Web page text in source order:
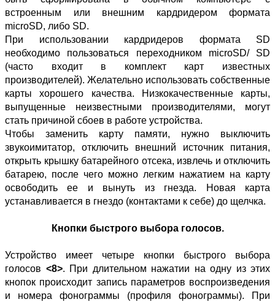
встроенным или внешним кардридером формата
microSD, либо SD.
При использовании кардридеров формата SD
необходимо пользоваться переходником microSD/ SD
(часто входит в комплект карт известных
производителей). Желательно использовать собственные
карты хорошего качества. Низкокачественные карты,
выпущенные неизвестными производителями, могут
стать причиной сбоев в работе устройства.
Чтобы заменить карту памяти, нужно выключить
звукоимитатор, отключить внешний источник питания,
открыть крышку батарейного отсека, извлечь и отключить
батарею, после чего можно легким нажатием на карту
освободить ее и вынуть из гнезда. Новая карта
устанавливается в гнездо (контактами к себе) до щелчка.
Кнопки быстрого выбора голосов.
Устройство имеет четыре кнопки быстрого выбора
голосов <8>. При длительном нажатии на одну из этих
кнопок происходит запись параметров воспроизведения
и номера фонограммы (профиля фонограммы). При